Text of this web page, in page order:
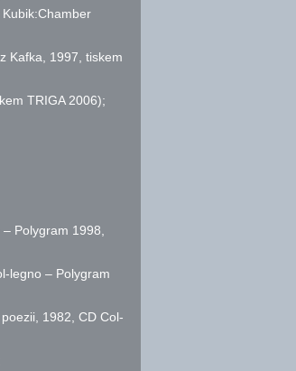
Kafka, 1997, tiskem
TRIGA 2006);
Polygram 1998,
legno – Polygram
1982, CD Col-